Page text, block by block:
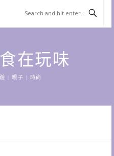
在玩味
| 親子 | 時尚